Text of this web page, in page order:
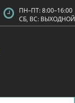
ПН–ПТ: 8:00–16:00
СБ, ВС: ВЫХОДНОЙ